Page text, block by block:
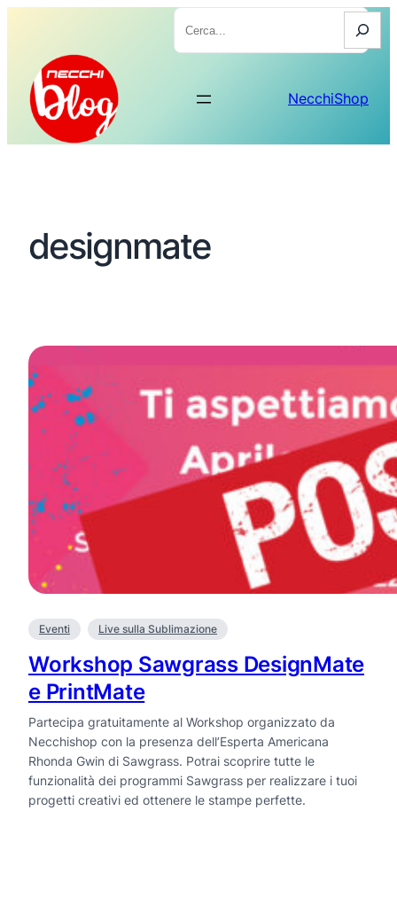
Cerca
NecchiShop
designmate
Eventi Live sulla Sublimazione
Workshop Sawgrass DesignMate
e PrintMate
Partecipa gratuitamente al Workshop organizzato da
Necchishop con la presenza dell’Esperta Americana
Rhonda Gwin di Sawgrass. Potrai scoprire tutte le
funzionalità dei programmi Sawgrass per realizzare i tuoi
progetti creativi ed ottenere le stampe perfette.